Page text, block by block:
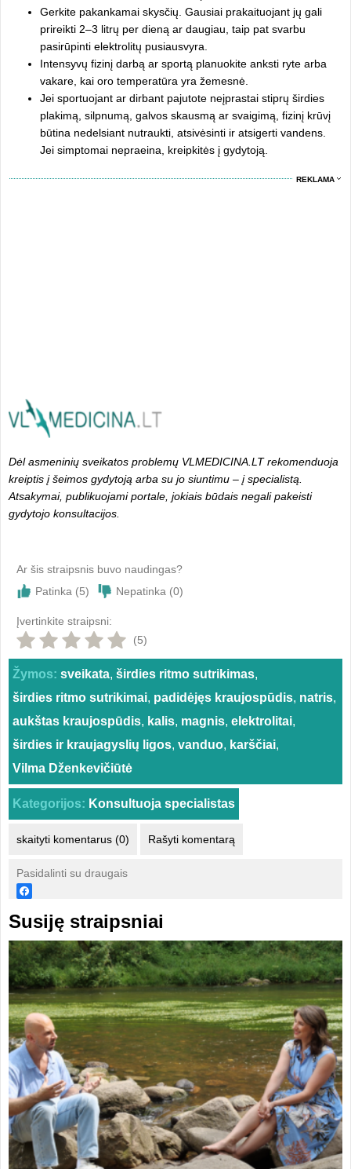
Gerkite pakankamai skysčių. Gausiai prakaituojant jų gali
prireikti 2–3 litrų per dieną ar daugiau, taip pat svarbu
pasirūpinti elektrolitų pusiausvyra.
Intensyvų fizinį darbą ar sportą planuokite anksti ryte arba
vakare, kai oro temperatūra yra žemesnė.
Jei sportuojant ar dirbant pajutote neįprastai stiprų širdies
plakimą, silpnumą, galvos skausmą ar svaigimą, fizinį krūvį
būtina nedelsiant nutraukti, atsivėsinti ir atsigerti vandens.
Jei simptomai nepraeina, kreipkitės į gydytoją.
REKLAMA
Dėl asmeninių sveikatos problemų VLMEDICINA.LT rekomenduoja
kreiptis į šeimos gydytoją arba su jo siuntimu – į specialistą.
Atsakymai, publikuojami portale, jokiais būdais negali pakeisti
gydytojo konsultacijos.
Ar šis straipsnis buvo naudingas?
Patinka (5) Nepatinka (0)
Įvertinkite straipsni:
(5)
Žymos: sveikata, širdies ritmo sutrikimas,
širdies ritmo sutrikimai, padidėjęs kraujospūdis, natris,
aukštas kraujospūdis, kalis, magnis, elektrolitai,
širdies ir kraujagyslių ligos, vanduo, karščiai,
Vilma Dženkevičiūtė
Kategorijos: Konsultuoja specialistas
skaityti komentarus (0) Rašyti komentarą
Pasidalinti su draugais
Susiję straipsniai